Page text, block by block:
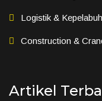
Logistik &
Construction &
Artikel